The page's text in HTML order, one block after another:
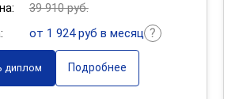
39 910 руб.
от 1 924 руб в месяц
диплом Подробнее